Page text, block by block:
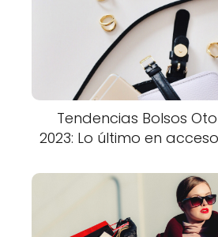
Tendencias Bolsos
2023: Lo último en